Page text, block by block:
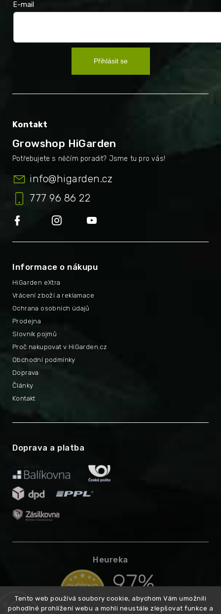
Tento web používá soubory cookie, abychom Vám umožnili
pohodlné prohlížení webu a mohli neustále zlepšovat funkce a
E-mail
Přihlásit se
Kontakt
Growshop HiGarden
info@higarden.cz
777 96 86 22
Informace o nákupu
HiGarden eXtra
Proč nakupovat v HiGarden.cz
Vrácení zboží a reklamace
Obchodní podmínky
Ochrana osobních údajů
Doprava
Prodejna
Články
Slovník pojmů
Kontakt
Doprava a platba
Heureka